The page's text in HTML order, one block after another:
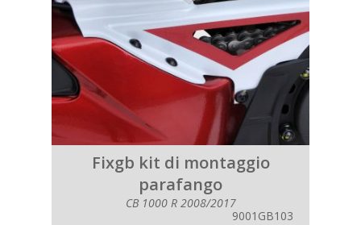
Fixgb kit di montaggio
parafango
CB 1000 R 2008/2017
9001GB103